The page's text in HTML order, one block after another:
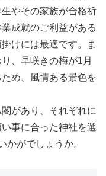
やその家族が合格祈
成就のご利益がある
けには最適です。ま
、早咲きの梅が1月
め、風情ある景色を
があり、それぞれに
事に合った神社を選
かがでしょうか。